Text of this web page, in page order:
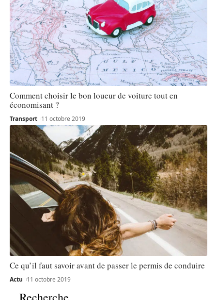
Comment choisir le bon loueur de voiture tout en
économisant ?
Transport 11 octobre 2019
Ce qu’il faut savoir avant de passer le permis de conduire
Actu 11 octobre 2019